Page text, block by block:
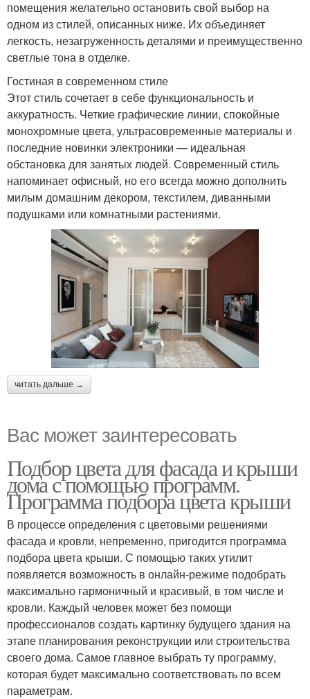
помещения желательно остановить свой выбор на
одном из стилей, описанных ниже. Их объединяет
легкость, незагруженность деталями и преимущественно
светлые тона в отделке.
Гостиная в современном стиле
Этот стиль сочетает в себе функциональность и
аккуратность. Четкие графические линии, спокойные
монохромные цвета, ультрасовременные материалы и
последние новинки электроники — идеальная
обстановка для занятых людей. Современный стиль
напоминает офисный, но его всегда можно дополнить
милым домашним декором, текстилем, диванными
подушками или комнатными растениями.
читать дальше →
Вас может заинтересовать
Подбор цвета для фасада и крыши
дома с помощью программ.
Программа подбора цвета крыши
В процессе определения с цветовыми решениями
фасада и кровли, непременно, пригодится программа
подбора цвета крыши. С помощью таких утилит
появляется возможность в онлайн-режиме подобрать
максимально гармоничный и красивый, в том числе и
кровли. Каждый человек может без помощи
профессионалов создать картинку будущего здания на
этапе планирования реконструкции или строительства
своего дома. Самое главное выбрать ту программу,
которая будет максимально соответствовать по всем
параметрам.